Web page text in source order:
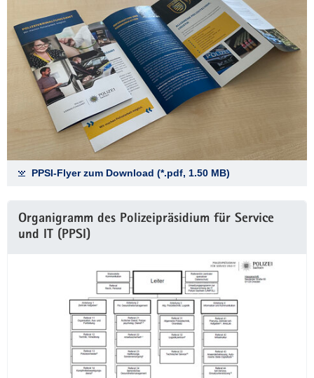
PPSI-Flyer zum Download (*.pdf, 1.50 MB)
Organigramm des Polizeipräsidium für Service
und IT (PPSI)